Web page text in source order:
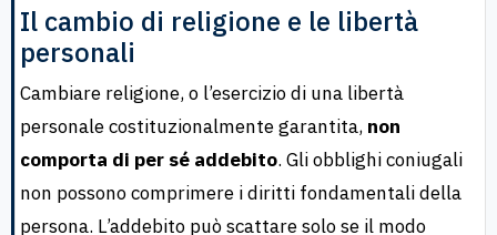
Il cambio di religione e le libertà
personali
Cambiare religione, o l’esercizio di una libertà
personale costituzionalmente garantita, non
comporta di per sé addebito. Gli obblighi coniugali
non possono comprimere i diritti fondamentali della
persona. L’addebito può scattare solo se il modo